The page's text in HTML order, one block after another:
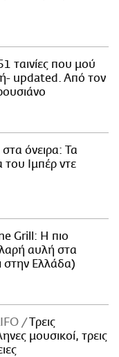
ταινίες που μού
updated. Aπό τον
όνειρα: Τα
του Ιμπέρ ντε
Grill: Η πιο
αυλή στα
στην Ελλάδα)
Tρεις
μουσικοί, τρεις